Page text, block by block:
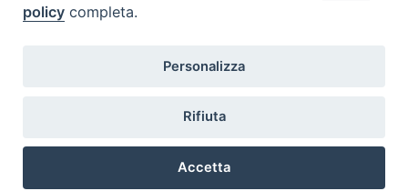
Riproduzione solo con permesso.
Iscriviti alla Newsletter
policy completa.
Personalizza
Rifiuta
Accetta